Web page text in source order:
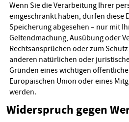
Wenn Sie die Verarbeitung Ihrer
eingeschränkt haben, dürfen diese
Speicherung abgesehen – nur mit
Geltendmachung, Ausübung oder
Rechtsansprüchen oder zum
anderen natürlichen oder
Gründen eines wichtigen
Europäischen Union oder eines
werden.
Widerspruch gegen